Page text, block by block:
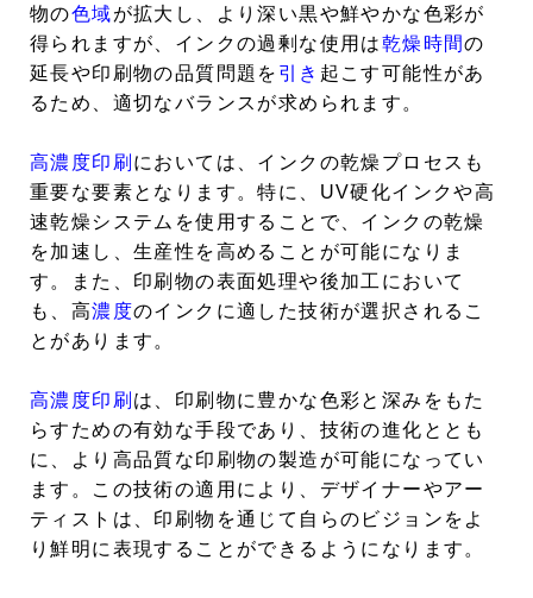
物の色域が拡大し、より深い黒や鮮やかな色彩が
得られますが、インクの過剰な使用は乾燥時間の
延長や印刷物の品質問題を 引き 起こす可能性があ
るため、適切なバランスが求められます。
高濃度印刷 においては、インクの乾燥プロセスも
重要な要素となります。特に、UV硬化インクや高
速乾燥システムを使用することで、インクの乾燥
を加速し、生産性を高めることが可能になりま
す。また、印刷物の表面処理や後加工において
も、高濃度のインクに適した技術が選択されるこ
とがあります。
高濃度印刷 は、印刷物に豊かな色彩と深みをもた
らすための有効な手段であり、技術の進化ととも
に、より高品質な印刷物の製造が可能になってい
ます。この技術の適用により、デザイナーやアー
ティストは、印刷物を通じて自らのビジョンをよ
り鮮明に表現することができるようになります。